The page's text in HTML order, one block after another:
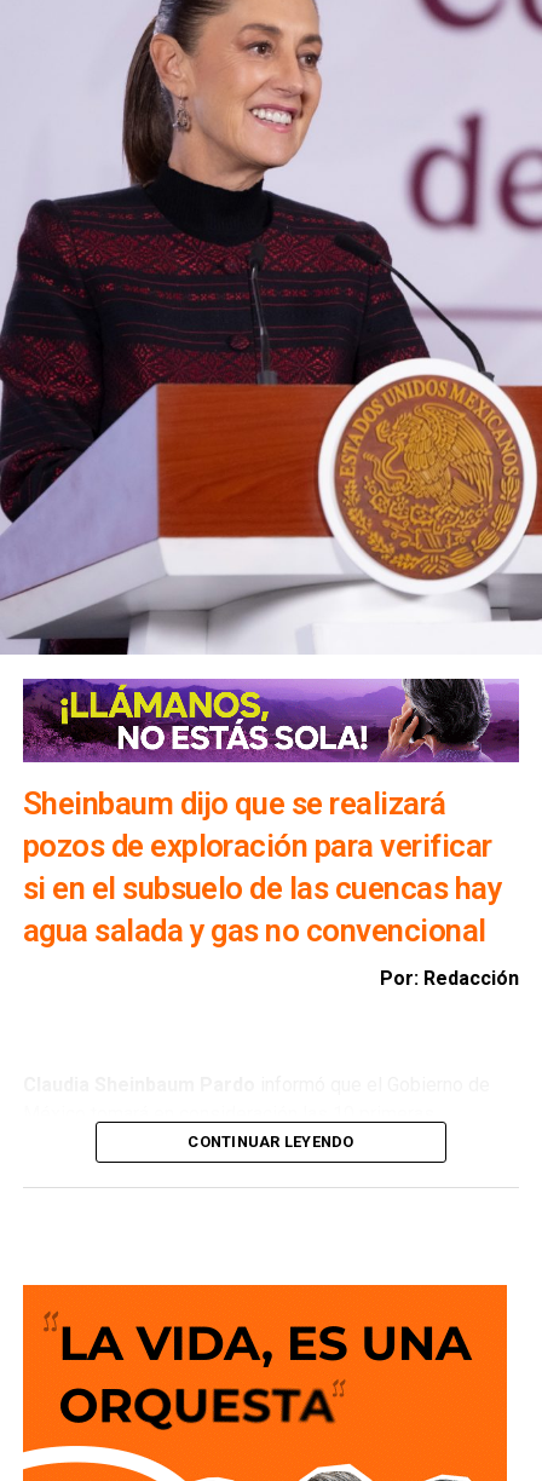
El despliegue territorial ocurre en un contexto de parálisis
comercial para este sector. La movilización se ejecuta
luego de queel gobierno de Estados Unidos frenara
las operaciones de su personal de inspección,
suspendiera la importación del producto y emitiera
una alerta de seguridad para restringir los viajes a la
entidad
tras los bloqueos carreteros y la violencia
registrada en días recientes.
También lee:
El Realito: la presa con huellas de Televisa y
Slim
Sheinbaum dijo que se realizará
pozos de exploración para verificar
si en el subsuelo de las cuencas hay
agua salada y gas no convencional
Por: Redacción
conclusiones preliminares del Comité de Científicos y
“¿Qué objetivo tiene esto? No depender tanto del exterior,
aún con toda la explotación que se hiciera de gas no
convencional, seguiríamos importando de Estados Unidos,
el objetivo es bajar la importación para que no
dependamos tanto del exterior. ¿Esto es algo que busca
México? No, lo buscan todos los países del mundo,
CONTINUAR LEYENDO